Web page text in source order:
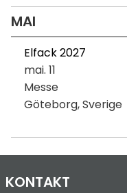
MAI
Elfack 2027
mai. 11
Messe
Göteborg, Sverige
KONTAKT